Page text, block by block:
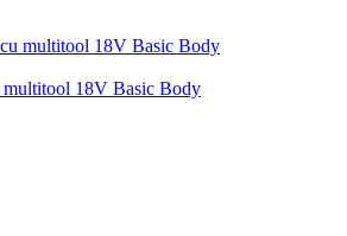
18V Basic Body